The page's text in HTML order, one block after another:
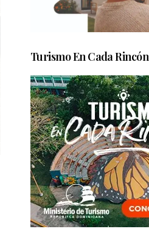
Turismo En Cada Rincón